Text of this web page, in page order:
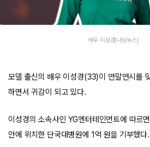
배우 이성경(나남뉴스)
모델 출신의 배우 이성경(33)이 연말연시를
하면서 귀감이 되고 있다.
이성경의 소속사인 YG엔터테인먼트에 따르
안에 위치한 단국대병원에 1억 원을 기부했다.